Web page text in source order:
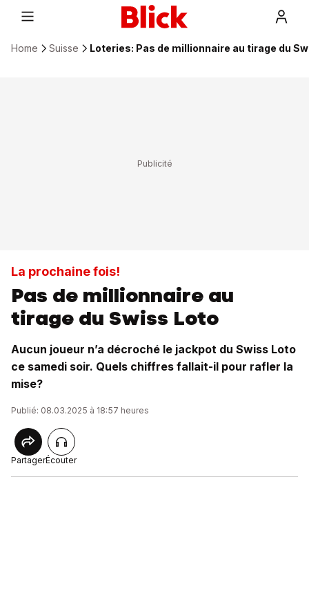
Home Suisse Loteries: Pas de millionnaire au tirage du
La prochaine fois!
Pas de millionnaire au
tirage du Swiss Loto
Aucun joueur n’a décroché le jackpot du Swiss Loto
ce samedi soir. Quels chiffres fallait-il pour rafler la
mise?
Publié: 08.03.2025 à 18:57 heures
PartagerÉcouter